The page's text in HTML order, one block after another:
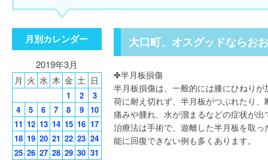
大口町、オスグッドならお
✤半月板損傷
半月板損傷は、一般的には膝にひねり
荷に耐え切れず、半月板がつぶれたり
痛みや腫れ、水が溜まるなどの症状が出
治療法は手術で、遊離した半月板を取
能に回復できない例も多くあります。
月別カレンダー
2019年3月
月 火 水 木 金 土 日
1 2
3
4
5 6 7 8 9
10
11 12 13 14 15 16 17
18 19 20 21 22 23 24
25 26 27 28 29 30 31